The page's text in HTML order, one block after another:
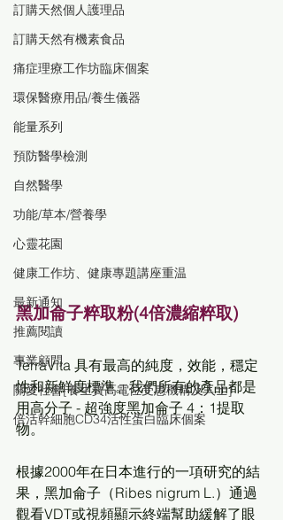
訂購天然個人護理品
訂購天然有機素食品
痛症理療工作坊臨床個案
環保醫療用品/養生儀器
能量系列
預防醫學檢測
自然醫學
功能/草本/營養學
心靈花園
健康工作坊、健康專題講座重温
最新通知
推薦閱讀
專業顧問
關愛社會[養生寶高電位受惠機構及人士]
倍活幹細胞CD34活性蛋白臨床個案
黑加侖子粹取粉(4倍濃縮粹取)
TerraVita 具有最高的純度，效能，穩定
性和新鮮度標準。我們所有的產品都是
用高分子 - 超強度黑加侖子 4：1提取
物。
根據2000年在日本進行的一項研究的結
果，黑加侖子（Ribes nigrum L.）通過
觀看VDT或視頻顯示終端幫助緩解了眼